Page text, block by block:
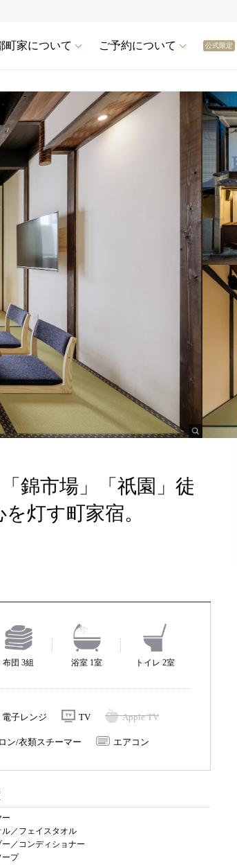
町家について ご予約について 公式限定
錦市場」「祇園」徒
灯す町家宿。
布団 3組 浴室 1室 トイレ 2室
電子レンジ TV Apple TV
ン/衣類スチーマー エアコン
ー
ル／フェイスタオル
ー／コンディショナー
ープ